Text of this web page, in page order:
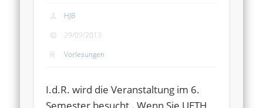
HJB
29/09/2013
Vorlesungen
I.d.R. wird die Veranstaltung im 6.
Semester besucht . Wenn Sie UETH